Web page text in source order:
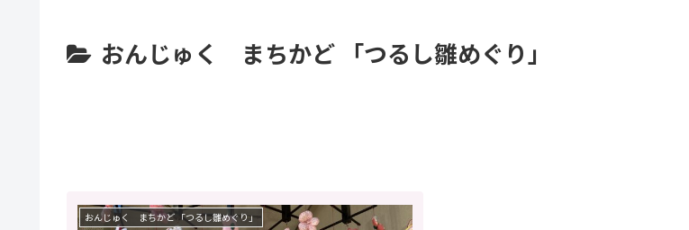
おんじゅく まちかど 「つるし雛めぐり」
おんじゅく まちかど 「つるし雛めぐり」